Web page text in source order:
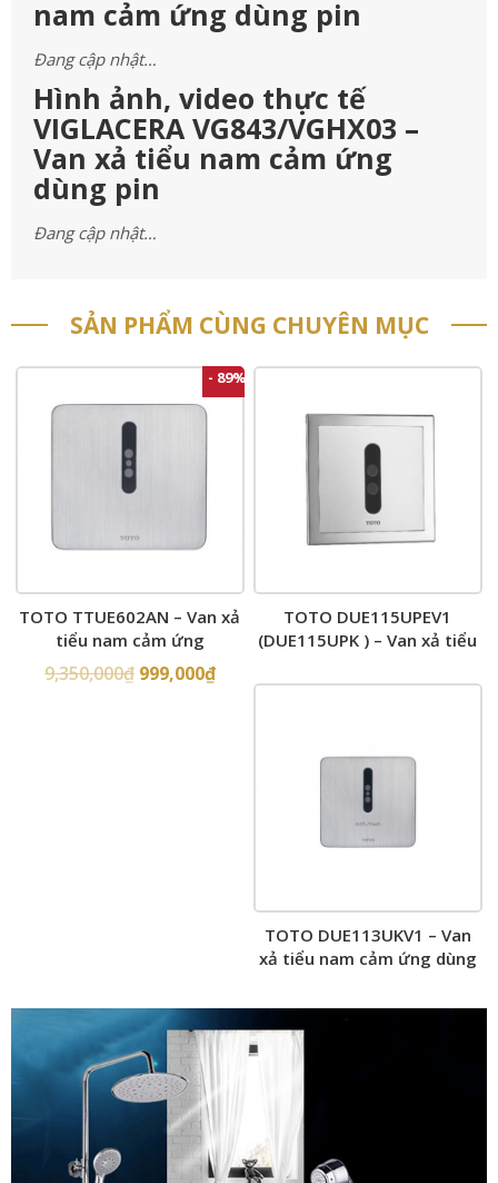
nam cảm ứng dùng pin
Đang cập nhật…
Hình ảnh, video thực tế
VIGLACERA VG843/VGHX03 –
Van xả tiểu nam cảm ứng
dùng pin
Đang cập nhật…
SẢN PHẨM CÙNG CHUYÊN MỤC
- 89%
TOTO TTUE602AN – Van xả
tiểu nam cảm ứng
9,350,000₫ 999,000₫
TOTO DUE115UPEV1
(DUE115UPK ) – Van xả tiểu
TOTO DUE113UKV1 – Van
xả tiểu nam cảm ứng dùng